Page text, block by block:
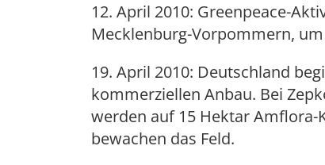
12. April 2010: Greenpeace-
Mecklenburg-Vorpommern,
19. April 2010: Deutschland
kommerziellen Anbau. Bei
werden auf 15 Hektar
bewachen das Feld.